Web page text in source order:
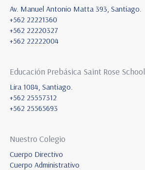
Av. Manuel Antonio Matta 393, Santiago.
+562 22221360
+562 22220327
+562 22222004
Educación Prebásica Saint Rose School
Lira 1084, Santiago.
+562 25557312
+562 25565693
Nuestro Colegio
Cuerpo Directivo
Cuerpo Administrativo